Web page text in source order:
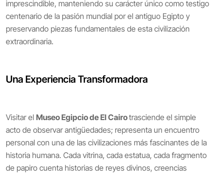
imprescindible, manteniendo su carácter único como testigo
centenario de la pasión mundial por el antiguo Egipto y
preservando piezas fundamentales de esta civilización
extraordinaria.
Una Experiencia Transformadora
Visitar el Museo Egipcio de El Cairotrasciende el simple
acto de observar antigüedades; representa un encuentro
personal con una de las civilizaciones más fascinantes de la
historia humana. Cada vitrina, cada estatua, cada fragmento
de papiro cuenta historias de reyes divinos, creencias